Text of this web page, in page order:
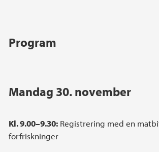
Program
Mandag 30. november
Kl. 9.00–9.30: Registrering med en
forfriskninger